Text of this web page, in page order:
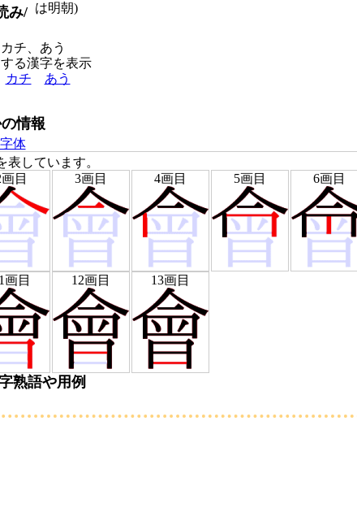
は明朝)
み/
チ、あう
る漢字を表示
カチ あう
情報
体
しています。
画目 3画目 4画目 5画目 6画目
画目 12画目 13画目
熟語や用例